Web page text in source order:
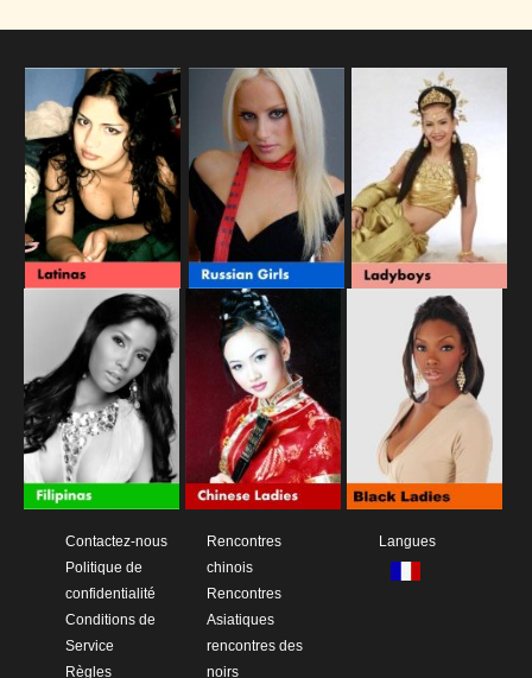
Contactez-nous
Politique de
confidentialité
Conditions de
Service
Règles
Rencontres
chinois
Rencontres
Asiatiques
rencontres des
noirs
Langues